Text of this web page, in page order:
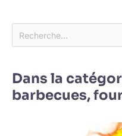
Dans la
barbecues,